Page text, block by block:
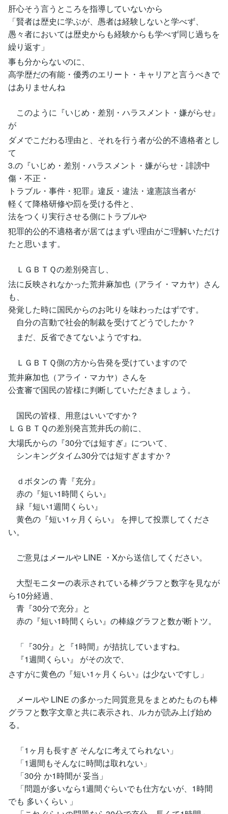
肝心そう言うところを指導していないから
「賢者は歴史に学ぶが、愚者は経験しないと学べず、
愚々者においては歴史からも経験からも学べず同じ過ちを
繰り返す」
事も分からないのに、
高学歴だの有能・優秀のエリート・キャリアと言うべきで
はありませんね
このように『いじめ・差別・ハラスメント・嫌がらせ』
が
ダメでこだわる理由と、それを行う者が公的不適格者とし
て
3.の『いじめ・差別・ハラスメント・嫌がらせ・誹謗中
傷・不正・
トラブル・事件・犯罪』違反・違法・違憲該当者が
軽くて降格研修や罰を受ける件と、
法をつくり実行させる側にトラブルや
犯罪的公的不適格者が居てはまずい理由がご理解いただけ
たと思います。
ＬＧＢＴＱの差別発言し、
法に反映されなかった荒井麻加也（アライ・マカヤ）さん
も、
発覚した時に国民からのお𠮟りを味わったはずです。
自分の言動で社会的制裁を受けてどうでしたか？
まだ、反省できてないようですね。
ＬＧＢＴＱ側の方から告発を受けていますので
荒井麻加也（アライ・マカヤ）さんを
公査審で国民の皆様に判断していただきましょう。
国民の皆様、用意はいいですか？
ＬＧＢＴＱの差別発言荒井氏の前に、
大場氏からの『30分では短すぎ』について、
シンキングタイム30分では短すぎますか？
ｄボタンの 青『充分』
赤の『短い1時間くらい』
緑『短い1週間くらい』
黄色の『短い1ヶ月くらい』 を押して投票してくださ
い。
ご意見はメールや LINE ・Xから送信してください。
大型モニターの表示されている棒グラフと数字を見なが
ら10分経過、
青『30分で充分』と
赤の『短い1時間くらい』の棒線グラフと数が断トツ。
「『30分』と『1時間』が拮抗していますね。
『1週間くらい』 がその次で、
さすがに黄色の『短い1ヶ月くらい』は少ないですし」
メールや LINE の多かった同質意見をまとめたものも棒
グラフと数字文章と共に表示され、ルカが読み上げ始め
る。
「1ヶ月も長すぎ そんなに考えてられない」
「1週間もそんなに時間は取れない」
「30分 か1時間が 妥当」
「問題が多いなら1週間ぐらいでも仕方ないが、1時間
でも 多いくらい 」